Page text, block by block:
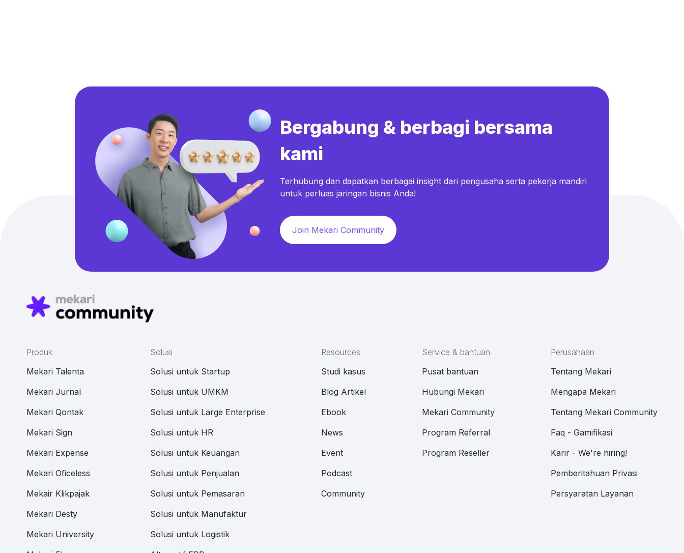
Bergabung & berbagi bersama
kami
Terhubung dan dapatkan berbagai insight dari pengusaha serta pekerja mandiri
untuk perluas jaringan bisnis Anda!
Join Mekari Community
Produk
Mekari Talenta
Mekari Jurnal
Mekari Qontak
Mekari Sign
Mekari Expense
Mekari Oficeless
Mekair Klikpajak
Mekari Desty
Mekari University
Solusi
Solusi untuk Startup
Solusi untuk UMKM
Solusi untuk Large Enterprise
Solusi untuk HR
Solusi untuk Keuangan
Solusi untuk Penjualan
Solusi untuk Pemasaran
Solusi untuk Manufaktur
Solusi untuk Logistik
Resources
Studi kasus
Blog Artikel
Ebook
News
Event
Podcast
Community
Service & bantuan
Pusat bantuan
Hubungi Mekari
Mekari Community
Program Referral
Program Reseller
Perusahaan
Tentang Mekari
Mengapa Mekari
Tentang Mekari Community
Faq - Gamifikasi
Karir - We're hiring!
Pemberitahuan Privasi
Persyaratan Layanan